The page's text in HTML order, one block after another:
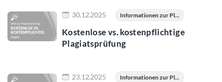
30.12.2025 Informationen zur Pl...
Kostenlose vs. kostenpflichtige
Plagiatsprüfung
23.12.2025 Informationen zur Pl...